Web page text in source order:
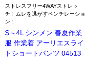
ストレスフリー4WAYストレッ
チ！ムレを逃がすベンチレーショ
ン！
S～4L シンメン 春夏作業
服 作業着 アーリエスライ
トショートパンツ 04513